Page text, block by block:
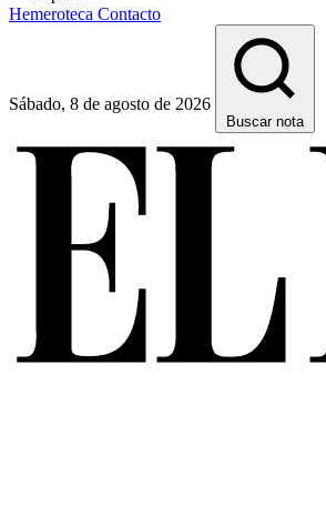
Hemeroteca Contacto
Sábado, 8 de agosto de 2026
Buscar nota